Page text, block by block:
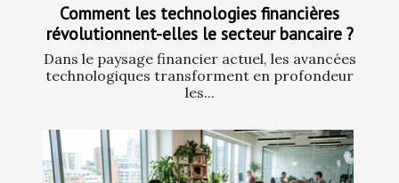
Comment les technologies financières
révolutionnent-elles le secteur bancaire ?
Dans le paysage financier actuel, les avancées
technologiques transforment en profondeur
les...